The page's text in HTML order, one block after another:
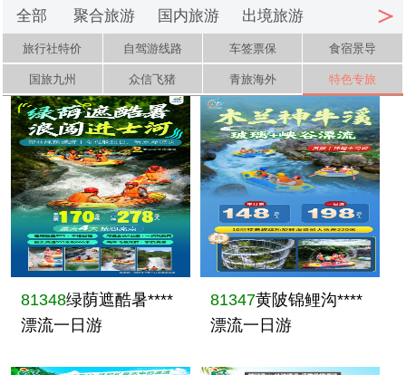
全部 聚合旅游 国内旅游 出境旅游
旅行社特价 自驾游线路 车签票保 食宿景导
国旅九州 众信飞猪 青旅海外 特色专旅
81348绿荫遮酷暑****
漂流一日游
81347黄陂锦鲤沟****
漂流一日游